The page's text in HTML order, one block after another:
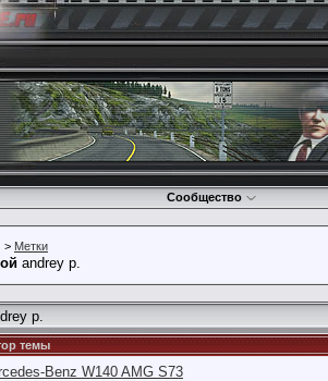
Сообщество
> Метки
andrey p.
p.
темы
Benz W140 AMG S73